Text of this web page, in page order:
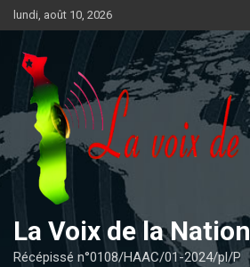
Aller
au
contenu
lundi, août 10, 2026
La Voix de la Nation
Récépissé n°0108/HAAC/01-2024/pl/P